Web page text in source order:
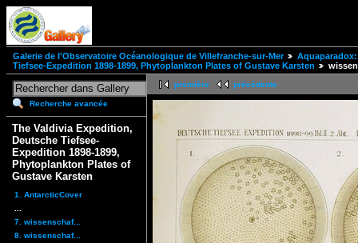
Galerie de l'Observatoire Océanologique de Villefranche-sur-Mer
Tiefsee-Expedition 1898-1899, Phytoplankton Plates of Gustave Karsten
Recherche avancée
The Valdivia Expedition,
Deutsche Tiefsee-
Expedition 1898-1899,
Phytoplankton Plates of
Gustave Karsten
1. AntarcticCover
7. wissenschaf...
8. wissenschaf...
première précédente